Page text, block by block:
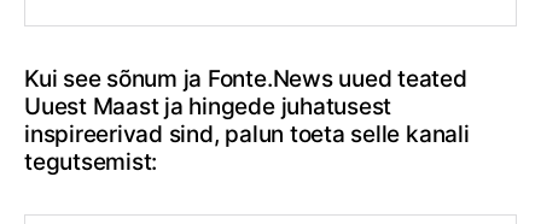
Kui see sõnum ja Fonte.News uued teated
Uuest Maast ja hingede juhatusest
inspireerivad sind, palun toeta selle kanali
tegutsemist: